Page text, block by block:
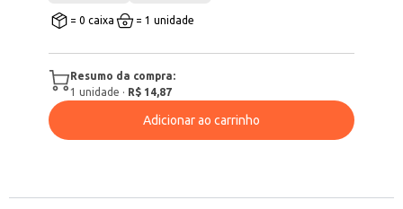
= 0 caixa = 1 unidade
Resumo da compra:
1 unidade · R$ 14,87
Adicionar ao carrinho